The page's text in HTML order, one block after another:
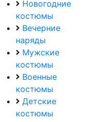
Новогодние
костюмы
Вечерние
наряды
Мужские
костюмы
Военные
костюмы
Детские
костюмы